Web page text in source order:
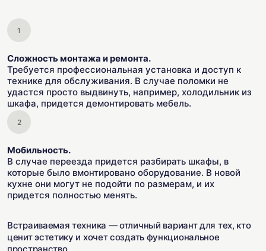
Сложность монтажа и ремонта.
Требуется профессиональная установка и доступ к
технике для обслуживания. В случае поломки не
удастся просто выдвинуть, например, холодильник из
шкафа, придется демонтировать мебель.
Мобильность.
В случае переезда придется разбирать шкафы, в
которые было вмонтировано оборудование. В новой
кухне они могут не подойти по размерам, и их
придется полностью менять.
Встраиваемая техника — отличный вариант для тех, кто
ценит эстетику и хочет создать функциональное